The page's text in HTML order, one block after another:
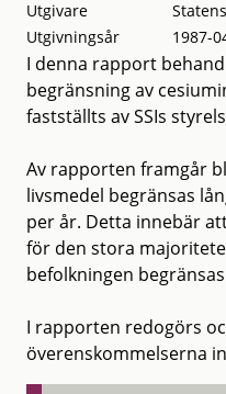
Utgivare
Utgivningsår
1987-
I denna rapport
begränsning av
fastställts av SSIs
Av rapporten framgår
livsmedel begränsas
per år. Detta innebär
för den stora
befolkningen
I rapporten redogörs
överenskommelserna